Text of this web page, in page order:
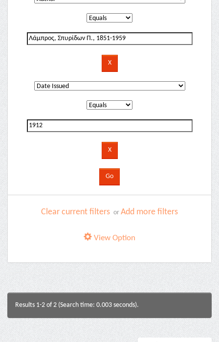
Clear current filters or Add more filters
View Option
Results 1-2 of 2 (Search time: 0.003 seconds).